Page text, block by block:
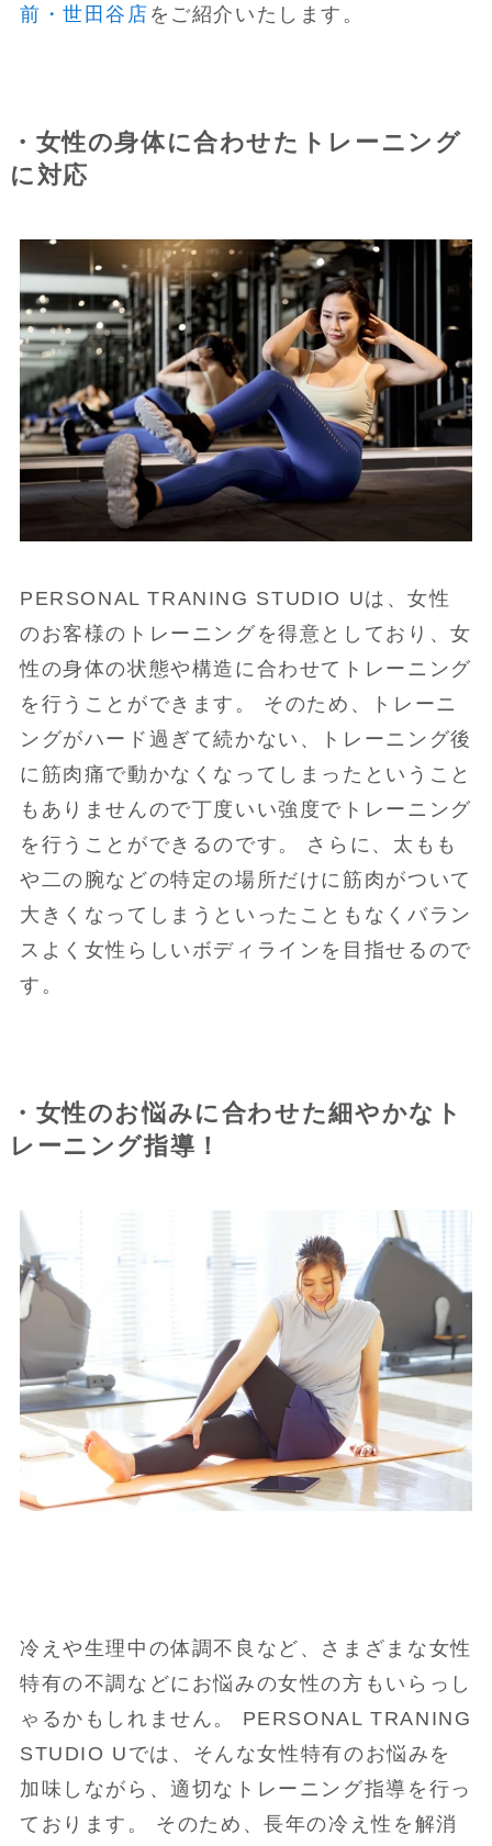
前・世田谷店 をご紹介いたします。
・女性の身体に合わせたトレーニング
に対応
PERSONAL TRANING STUDIO Uは、女性
のお客様のトレーニングを得意としており、女
性の身体の状態や構造に合わせてトレーニング
を行うことができます。 そのため、トレーニ
ングがハード過ぎて続かない、トレーニング後
に筋肉痛で動かなくなってしまったということ
もありませんので丁度いい強度でトレーニング
を行うことができるのです。 さらに、太もも
や二の腕などの特定の場所だけに筋肉がついて
大きくなってしまうといったこともなくバラン
スよく女性らしいボディラインを目指せるので
す。
・女性のお悩みに合わせた細やかなト
レーニング指導！
冷えや生理中の体調不良など、さまざまな女性
特有の不調などにお悩みの女性の方もいらっし
ゃるかもしれません。 PERSONAL TRANING
STUDIO Uでは、そんな女性特有のお悩みを
加味しながら、適切なトレーニング指導を行っ
ております。 そのため、長年の冷え性を解消